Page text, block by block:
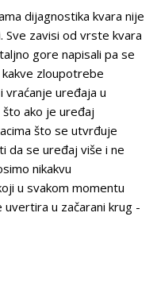
dijagnostika kvara nije
Sve zavisi od vrste kvara
gore napisali pa se
zloupotrebe
vraćanje uređaja u
ako je uređaj
što se utvrđuje
da se uređaj više i ne
nikakvu
u svakom momentu
u začarani krug -